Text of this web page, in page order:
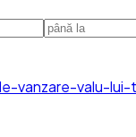
vanzare-valu-lui-